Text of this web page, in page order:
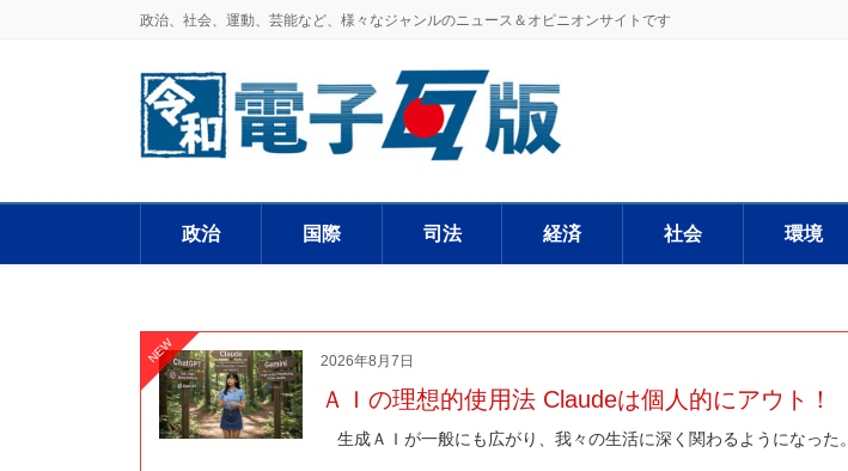
政治、社会、運動、芸能など、様々なジャンルのニュース＆オピニオンサイトです
政治 国際 司法 経済 社会 環境
NEW 2026年8月7日
ＡＩの理想的使用法 Claudeは個人的にアウト！
生成ＡＩが一般にも広がり、我々の生活に深く関わるようになった。